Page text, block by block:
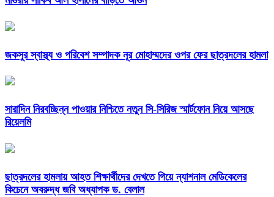
জকসুর স্বাস্থ্য ও পরিবেশ সম্পাদক নূর মোহাম্মদের ওপর ফের ছাত্রদলের হামলা
সারাদিন নিরবচ্ছিন্ন পাওয়ার নিশ্চিতে নতুন সি-সিরিজ স্মার্টফোন নিয়ে আসছে
রিয়েলমি
ছাত্রদলের হামলায় আহত শিক্ষার্থীদের দেখতে গিয়ে ন্যাশনাল মেডিকেলের
কিচেনে অবরুদ্ধ জবি অধ্যাপক ড. বেলাল